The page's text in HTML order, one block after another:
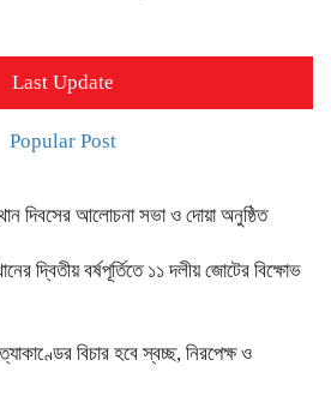
Last Update
Popular Post
দিবসের আলোচনা সভা ও দোয়া অনুষ্ঠিত
দ্বিতীয় বর্ষপূর্তিতে ১১ দলীয় জোটের বিক্ষোভ
বিচার হবে স্বচ্ছ, নিরপেক্ষ ও